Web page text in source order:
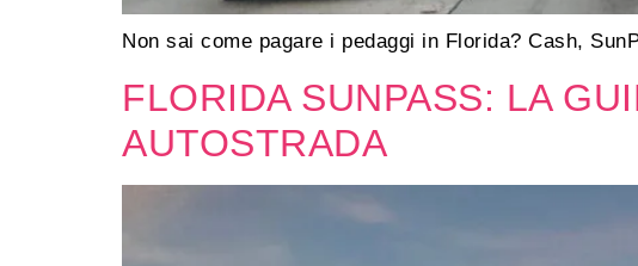
Non sai come pagare i pedaggi in Florida? Cash,
FLORIDA SUNPASS: LA
AUTOSTRADA